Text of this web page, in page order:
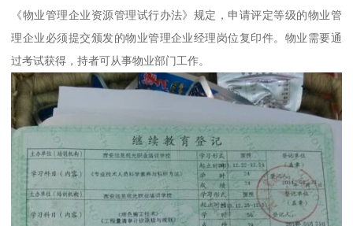
《物业管理企业资源管理试行办法》规定，申请评定等级的物业管
理企业必须提交颁发的物业管理企业经理岗位复印件。物业需要通
过考试获得，持者可从事物业部门工作。